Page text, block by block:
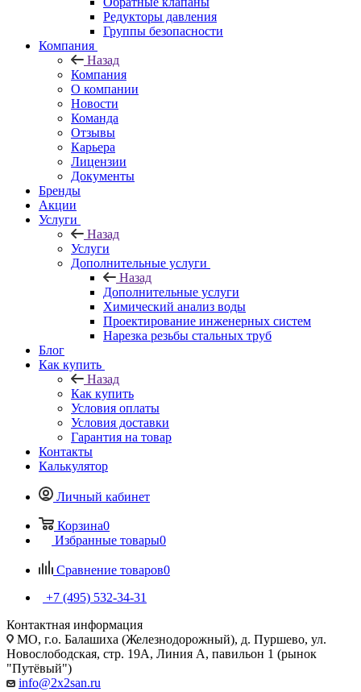
Редукторы давления
Группы безопасности
Компания
Назад
Компания
О компании
Новости
Команда
Отзывы
Карьера
Лицензии
Документы
Бренды
Акции
Услуги
Назад
Услуги
Дополнительные услуги
Назад
Дополнительные услуги
Химический анализ воды
Проектирование инженерных систем
Нарезка резьбы стальных труб
Блог
Как купить
Назад
Как купить
Условия оплаты
Условия доставки
Гарантия на товар
Контакты
Калькулятор
Личный кабинет
Корзина0
Избранные товары0
Сравнение товаров0
+7 (495) 532‑34‑31
Контактная информация
МО, г.о. Балашиха (Железнодорожный), д. Пуршево, ул.
Новослободская, стр. 19А, Линия А, павильон 1 (рынок
"Путёвый")
info@2x2san.ru